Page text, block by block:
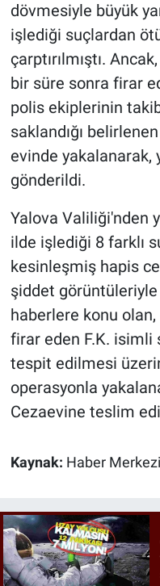
dövmesiyle büyük
işlediği suçlardan
çarptırılmıştı.
bir süre sonra firar
polis ekiplerinin
saklandığı
evinde yakalanarak,
gönderildi.
Yalova Valiliği'nden
ilde işlediği 8 farklı
kesinleşmiş hapis
şiddet
haberlere konu
firar eden F.K. isimli
tespit edilmesi
operasyonla
Cezaevine teslim
Kaynak: Haber Merkezi